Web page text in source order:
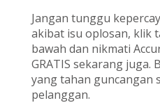
Jangan tunggu
akibat isu oplosan, klik
bawah dan nikmati
GRATIS sekarang juga.
yang tahan guncangan
pelanggan.